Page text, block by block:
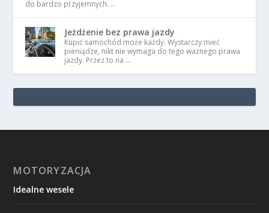
do bardzo przyjemnych. …
Jeżdżenie bez prawa jazdy
Kupić samochód może każdy. Wystarczy mieć
pieniądze, nikt nie wymaga do tego ważnego prawa
jazdy. Przez to na …
MOTORYZACJA
Idealne wesele